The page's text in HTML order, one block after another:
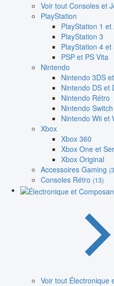
Voir tout Consoles et
PlayStation
PlayStation 1 et
PlayStation 3
PlayStation 4 et
PSP et PS Vita
Nintendo
Nintendo 3DS
Nintendo DS et
Nintendo Rétro
Nintendo Switch
Nintendo Wii et
Xbox
Xbox 360
Xbox One et
Xbox Original
Accessoires Gaming
Consoles Rétro (13)
Voir tout Électronique